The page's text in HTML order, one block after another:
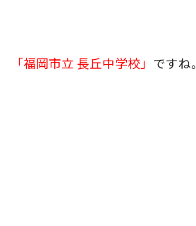
「福岡市立 長丘中学校」 ですね。